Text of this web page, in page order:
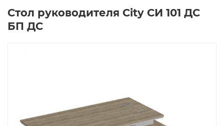
Стол руководителя City СИ 101 ДС
БП ДС